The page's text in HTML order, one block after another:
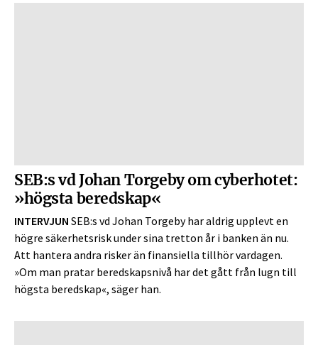
SEB:s vd Johan Torgeby om cyberhotet:
»högsta beredskap«
INTERVJUN SEB:s vd Johan Torgeby har aldrig upplevt en
högre säkerhetsrisk under sina tretton år i banken än nu.
Att hantera andra risker än finansiella tillhör vardagen.
»Om man pratar beredskapsnivå har det gått från lugn till
högsta beredskap«, säger han.